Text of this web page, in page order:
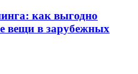
как выгодно
вещи в зарубежных